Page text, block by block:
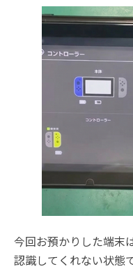
今回お預かりした端末
認識してくれない状態